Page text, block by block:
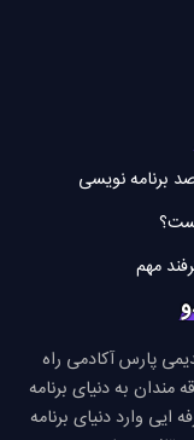
برنامه نویسی
مجموعه قدیمی پارس آکادمی راه
مندان به دنیای برنامه
وارد دنیای برنامه